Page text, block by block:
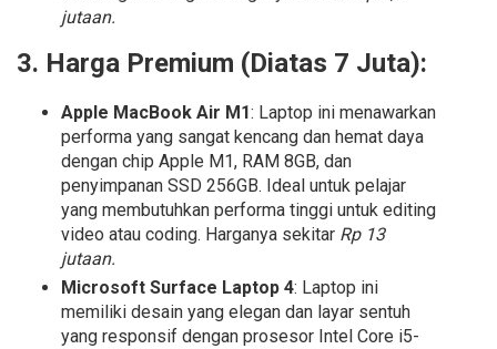
jutaan.
3. Harga Premium (Diatas 7 Juta):
Apple MacBook Air M1: Laptop ini menawarkan
performa yang sangat kencang dan hemat daya
dengan chip Apple M1, RAM 8GB, dan
penyimpanan SSD 256GB. Ideal untuk pelajar
yang membutuhkan performa tinggi untuk editing
video atau coding. Harganya sekitar Rp 13
jutaan.
Microsoft Surface Laptop 4: Laptop ini
memiliki desain yang elegan dan layar sentuh
yang responsif dengan prosesor Intel Core i5-